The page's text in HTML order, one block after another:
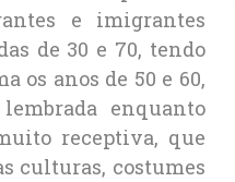
e imigrantes
de 30 e 70, tendo
os anos de 50 e 60,
enquanto
receptiva, que
culturas, costumes